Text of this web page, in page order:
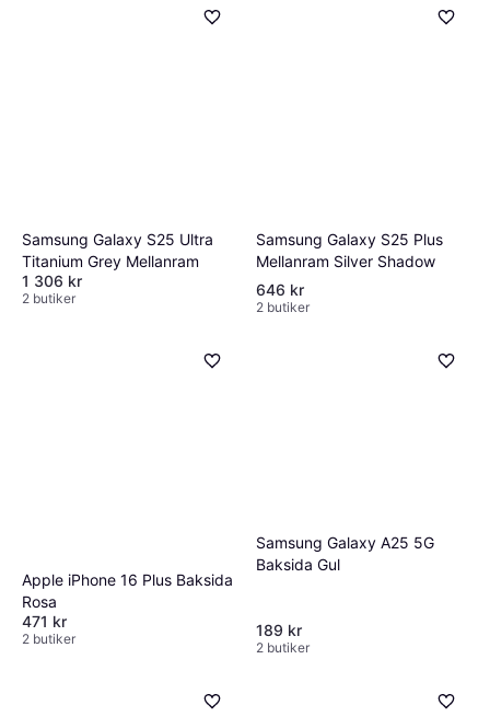
Samsung Galaxy S25 Ultra
Titanium Grey Mellanram
1 306 kr
2 butiker
Samsung Galaxy S25 Plus
Mellanram Silver Shadow
646 kr
2 butiker
Apple iPhone 16 Plus Baksida
Rosa
471 kr
2 butiker
Samsung Galaxy A25 5G
Baksida Gul
189 kr
2 butiker